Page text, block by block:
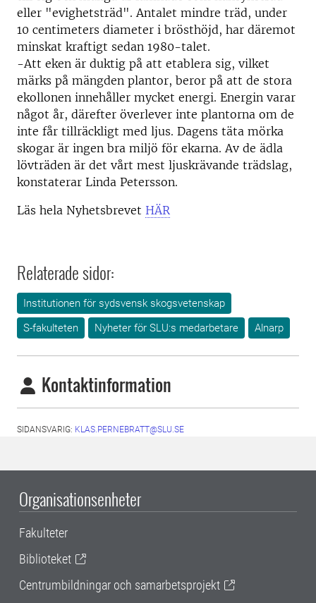
eller "evighetsträd". Antalet mindre träd, under
10 centimeters diameter i brösthöjd, har däremot
minskat kraftigt sedan 1980-talet.
-Att eken är duktig på att etablera sig, vilket
märks på mängden plantor, beror på att de stora
ekollonen innehåller mycket energi. Energin varar
något år, därefter överlever inte plantorna om de
inte får tillräckligt med ljus. Dagens täta mörka
skogar är ingen bra miljö för ekarna. Av de ädla
lövträden är det vårt mest ljuskrävande trädslag,
konstaterar Linda Petersson.
Läs hela Nyhetsbrevet HÄR
Relaterade sidor:
Institutionen för sydsvensk skogsvetenskap
S-fakulteten
Nyheter för SLU:s medarbetare Alnarp
Kontaktinformation
SIDANSVARIG: KLAS.PERNEBRATT@SLU.SE
Organisationsenheter
Fakulteter
Biblioteket
Centrumbildningar och samarbetsprojekt